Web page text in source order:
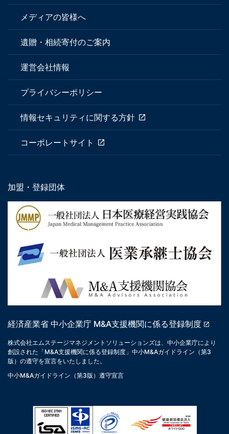
メディアの皆様へ
遺贈・相続寄付のご案内
運営会社情報
プライバシーポリシー
情報セキュリティに関する方針
コーポレートサイト
加盟・登録団体
経済産業省 中小企業庁 M&A支援機関に係る登録制度
株式会社エムステージマネジメントソリューションズは、中小企業庁により
創設された「M&A支援機関に係る登録制度」中小M&Aガイドライン（第3
版）の遵守を宣言をいたしました。
中小M&Aガイドライン（第3版）遵守宣言